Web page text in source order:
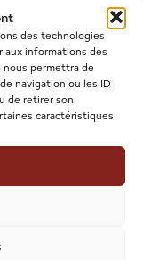
des technologies
aux informations des
permettra de
navigation ou les ID
de retirer son
caractéristiques